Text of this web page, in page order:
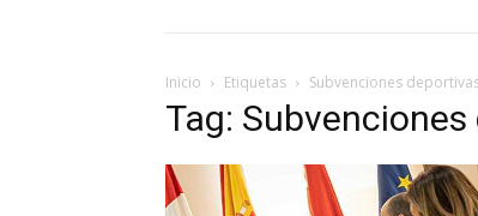
Inicio Etiquetas Subvenciones
Tag: